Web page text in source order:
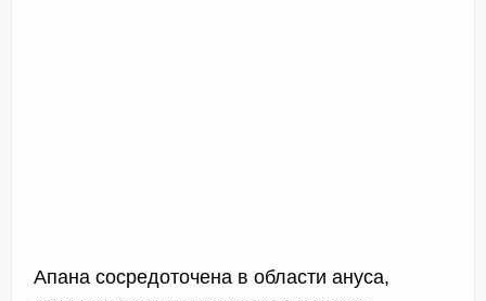
Апана сосредоточена в области ануса,